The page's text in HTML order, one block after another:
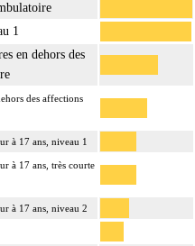
1
en dehors des
des affections
à 17 ans, niveau 1
à 17 ans, très courte
à 17 ans, niveau 2